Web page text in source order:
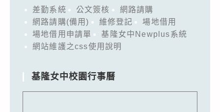
差勤系統 公文簽核
網路請購
網路請購(備用)
維修登記
場地借用
場地借用申請單
基隆女中Newplus系統
網站維護之css使用說明
基隆女中校園行事曆